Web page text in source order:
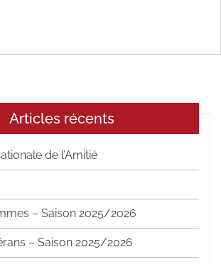
Articles récents
de l’Amitié
– Saison 2025/2026
– Saison 2025/2026